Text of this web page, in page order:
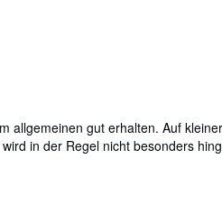
allgemeinen gut erhalten. Auf
in der Regel nicht besonders